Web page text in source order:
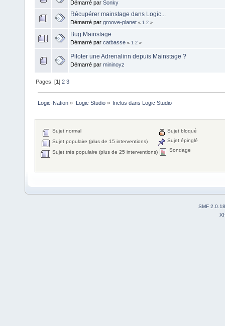
Démarré par Sonky
Récupérer mainstage dans Logic...
Démarré par groove-planet « 1 2 »
Bug Mainstage
Démarré par catbasse « 1 2 »
Piloter une Adrenalinn depuis Mainstage ?
Démarré par mininoyz
Pages: [1]2 3
Logic-Nation » Logic Studio» Inclus dans Logic Studio
Sujet normal
Sujet populaire (plus de 15 interventions)
Sujet très populaire (plus de 25 interventions)
Sujet bloqué
Sujet épinglé
Sondage
SMF 2.0.18